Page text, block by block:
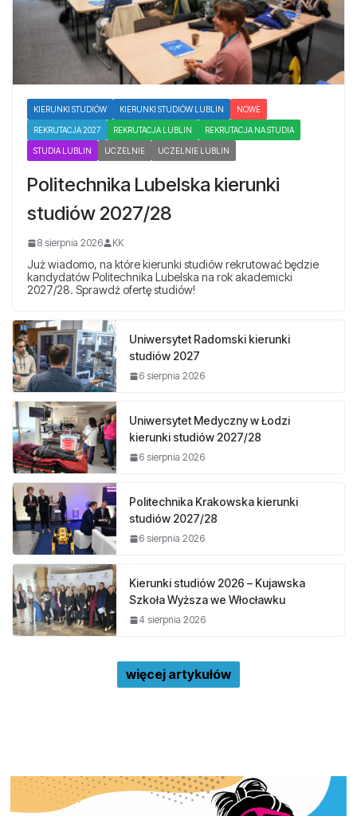
KIERUNKI STUDIÓW KIERUNKI STUDIÓW LUBLIN NOWE
REKRUTACJA 2027 REKRUTACJA LUBLIN REKRUTACJA NA STUDIA
STUDIA LUBLIN UCZELNIE UCZELNIE LUBLIN
Politechnika Lubelska kierunki
studiów 2027/28
8 sierpnia 2026 KK
Już wiadomo, na które kierunki studiów rekrutować będzie
kandydatów Politechnika Lubelska na rok akademicki
2027/28. Sprawdź ofertę studiów!
Uniwersytet Radomski kierunki
studiów 2027
6 sierpnia 2026
Uniwersytet Medyczny w Łodzi
kierunki studiów 2027/28
6 sierpnia 2026
Politechnika Krakowska kierunki
studiów 2027/28
6 sierpnia 2026
Kierunki studiów 2026 – Kujawska
Szkoła Wyższa we Włocławku
4 sierpnia 2026
więcej artykułów